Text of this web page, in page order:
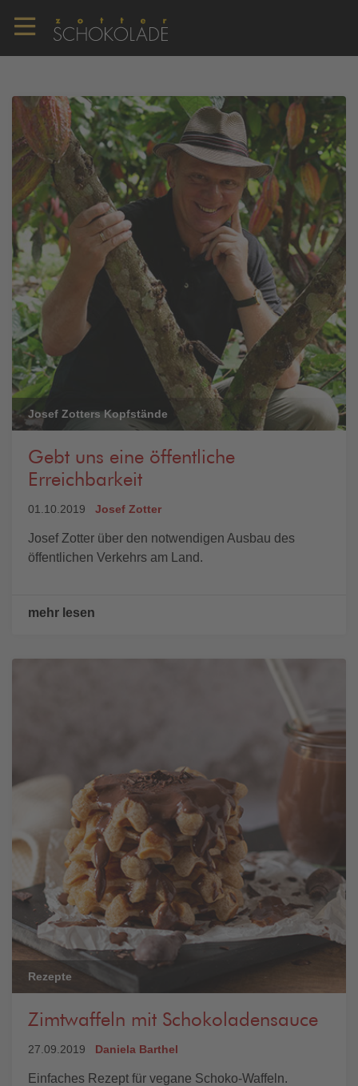
Josef Zotters Kopfstände
Gebt uns eine öffentliche
Erreichbarkeit
01.10.2019 Josef Zotter
Josef Zotter über den notwendigen Ausbau des
öffentlichen Verkehrs am Land.
mehr lesen
Rezepte
Zimtwaffeln mit Schokoladensauce
27.09.2019 Daniela Barthel
Einfaches Rezept für vegane Schoko-Waffeln.